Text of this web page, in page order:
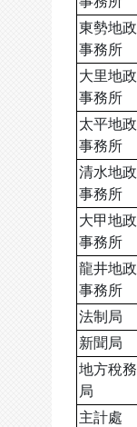
東勢地政
事務所
大里地政
事務所
太平地政
事務所
清水地政
事務所
大甲地政
事務所
龍井地政
事務所
法制局
新聞局
地方稅務
局
主計處